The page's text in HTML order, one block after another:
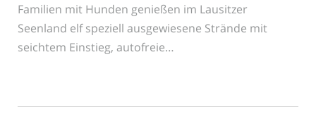
Familien mit Hunden genießen im Lausitzer
Seenland elf speziell ausgewiesene Strände mit
seichtem Einstieg, autofreie…